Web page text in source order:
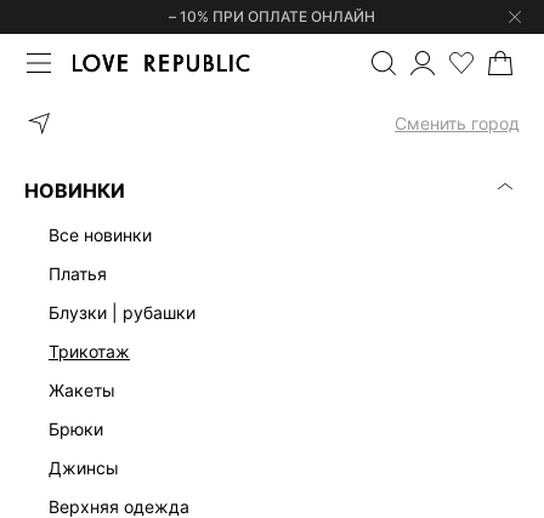
– 10% ПРИ ОПЛАТЕ ОНЛАЙН
Сменить город
НОВИНКИ
все новинки
платья
блузки | рубашки
трикотаж
жакеты
брюки
джинсы
верхняя одежда
ГЛАВНАЯ ПЛАТЬЕ МИДИ С ОТКРЫТЫМИ